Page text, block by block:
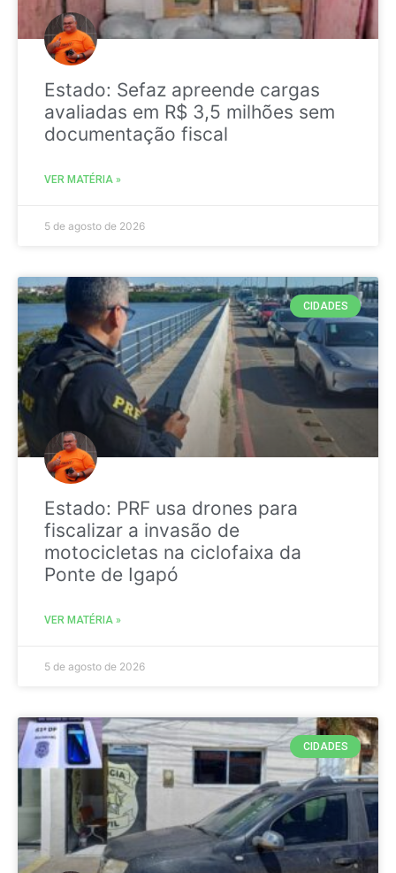
Estado: Sefaz apreende cargas
avaliadas em R$ 3,5 milhões sem
documentação fiscal
VER MATÉRIA »
5 de agosto de 2026
CIDADES
Estado: PRF usa drones para
fiscalizar a invasão de
motocicletas na ciclofaixa da
Ponte de Igapó
VER MATÉRIA »
5 de agosto de 2026
CIDADES